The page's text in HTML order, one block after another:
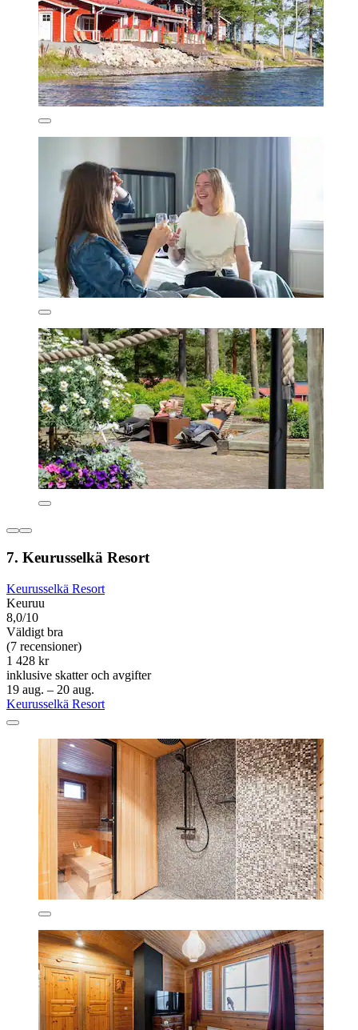
7. Keurusselkä Resort
Keurusselkä Resort
Keuruu
8,0/10
Väldigt bra
(7 recensioner)
1 428 kr
inklusive skatter och avgifter
19 aug. – 20 aug.
Keurusselkä Resort